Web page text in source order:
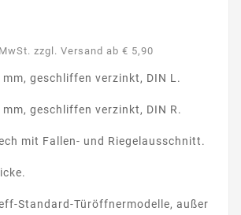
zzgl. Versand ab € 5,90
geschliffen verzinkt, DIN L.
geschliffen verzinkt, DIN R.
mit Fallen- und Riegelausschnitt.
Standard-Türöffnermodelle, außer